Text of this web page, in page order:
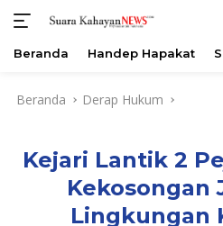
Beranda Handep Hapakat
Beranda Derap Hukum
Kejari Lantik 2
Kekosongan
Lingkungan